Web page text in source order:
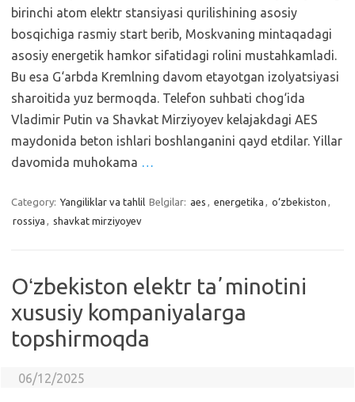
birinchi atom elektr stansiyasi qurilishining asosiy
bosqichiga rasmiy start berib, Moskvaning mintaqadagi
asosiy energetik hamkor sifatidagi rolini mustahkamladi.
Bu esa G‘arbda Kremlning davom etayotgan izolyatsiyasi
sharoitida yuz bermoqda. Telefon suhbati chog‘ida
Vladimir Putin va Shavkat Mirziyoyev kelajakdagi AES
maydonida beton ishlari boshlanganini qayd etdilar. Yillar
davomida muhokama …
Category: Yangiliklar va tahlil Belgilar: aes , energetika , o‘zbekiston ,
rossiya , shavkat mirziyoyev
Oʻzbekiston elektr taʼminotini
xususiy kompaniyalarga
topshirmoqda
06/12/2025